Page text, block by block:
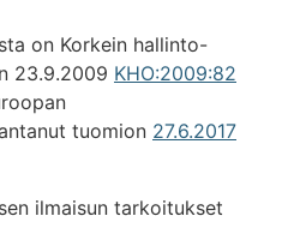
on Korkein hallinto-
23.9.2009 KHO:2009:82
tuomion 27.6.2017
ilmaisun tarkoitukset